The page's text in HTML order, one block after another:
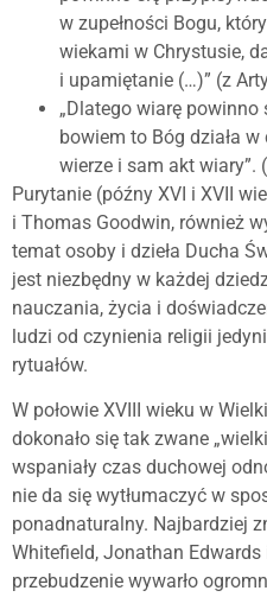
w zupełności Bogu,
wiekami w Chrystusie,
i upamiętanie (…)” (z
„Dlatego wiarę powinno
bowiem to Bóg działa w
wierze i sam akt wiary”.
Purytanie (późny XVI i XVII
i Thomas Goodwin, również
temat osoby i dzieła Ducha
jest niezbędny w każdej
nauczania, życia i
ludzi od czynienia religii
rytuałów.
W połowie XVIII wieku w
dokonało się tak zwane
wspaniały czas duchowej
nie da się wytłumaczyć w
ponadnaturalny. Najbardziej
Whitefield, Jonathan
przebudzenie wywarło